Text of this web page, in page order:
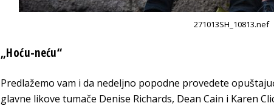
271013SH_10813.nef
„Hoću-neću“
Predlažemo vam i da nedeljno popodne provedete
glavne likove tumače Denise Richards, Dean Cain i Karen